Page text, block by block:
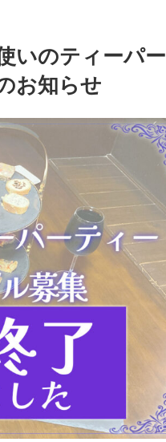
いのティーパー
お知らせ